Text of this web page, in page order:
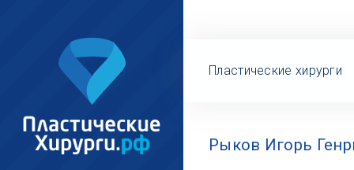
Пластические хирурги
Рыков Игорь